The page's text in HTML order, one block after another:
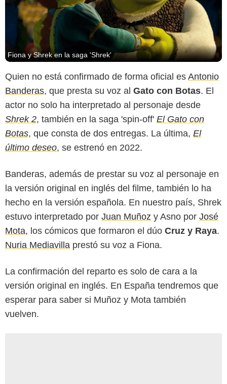
Fiona y Shrek en la saga 'Shrek'
Quien no está confirmado de forma oficial es Antonio
Banderas, que presta su voz al Gato con Botas. El
actor no solo ha interpretado al personaje desde
Shrek 2, también en la saga 'spin-off' El Gato con
Botas, que consta de dos entregas. La última, El
último deseo, se estrenó en 2022.
Banderas, además de prestar su voz al personaje en
la versión original en inglés del filme, también lo ha
hecho en la versión española. En nuestro país, Shrek
estuvo interpretado por Juan Muñoz y Asno por José
Mota, los cómicos que formaron el dúo Cruz y Raya.
Nuria Mediavilla prestó su voz a Fiona.
La confirmación del reparto es solo de cara a la
versión original en inglés. En España tendremos que
esperar para saber si Muñoz y Mota también
vuelven.